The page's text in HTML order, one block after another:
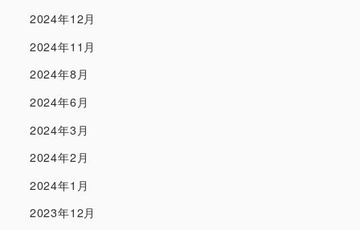
2024年12月
2024年11月
2024年8月
2024年6月
2024年3月
2024年2月
2024年1月
2023年12月